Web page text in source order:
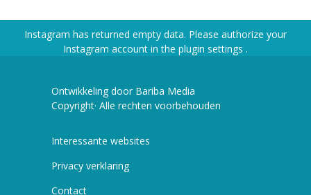
Instagram has returned empty data. Please authorize your
Instagram account in the plugin settings .
Ontwikkeling door Bariba Media
Copyright· Alle rechten voorbehouden
Interessante websites
Privacy verklaring
Contact